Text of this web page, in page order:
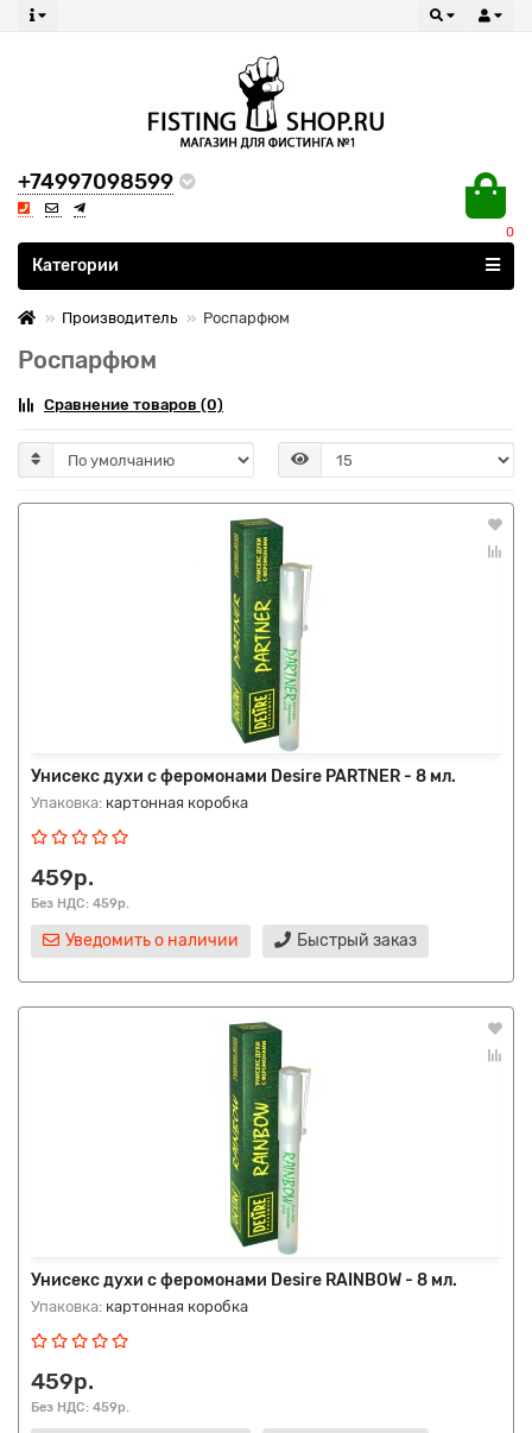
+74997098599
0
Все категории
Категории
Производитель Роспарфюм
Роспарфюм
Сравнение товаров (0)
Унисекс духи с феромонами Desire PARTNER - 8 мл.
Упаковка: картонная коробка
459р.
Без НДС: 459р.
Уведомить о наличии Быстрый заказ
Унисекс духи с феромонами Desire RAINBOW - 8 мл.
Упаковка: картонная коробка
459р.
Без НДС: 459р.